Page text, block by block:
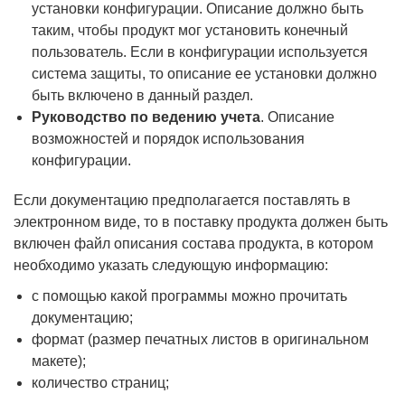
установки конфигурации. Описание должно быть
таким, чтобы продукт мог установить конечный
пользователь. Если в конфигурации используется
система защиты, то описание ее установки должно
быть включено в данный раздел.
Руководство по ведению учета. Описание
возможностей и порядок использования
конфигурации.
Если документацию предполагается поставлять в
электронном виде, то в поставку продукта должен быть
включен файл описания состава продукта, в котором
необходимо указать следующую информацию:
с помощью какой программы можно прочитать
документацию;
формат (размер печатных листов в оригинальном
макете);
количество страниц;